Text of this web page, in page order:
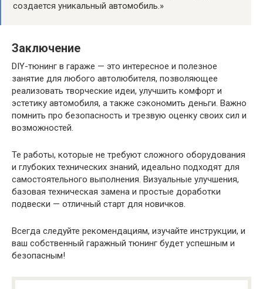
создается уникальный автомобиль.»
Заключение
DIY-тюнинг в гараже — это интересное и полезное
занятие для любого автолюбителя, позволяющее
реализовать творческие идеи, улучшить комфорт и
эстетику автомобиля, а также сэкономить деньги. Важно
помнить про безопасность и трезвую оценку своих сил и
возможностей.
Те работы, которые не требуют сложного оборудования
и глубоких технических знаний, идеально подходят для
самостоятельного выполнения. Визуальные улучшения,
базовая техническая замена и простые доработки
подвески — отличный старт для новичков.
Всегда следуйте рекомендациям, изучайте инструкции, и
ваш собственный гаражный тюнинг будет успешным и
безопасным!